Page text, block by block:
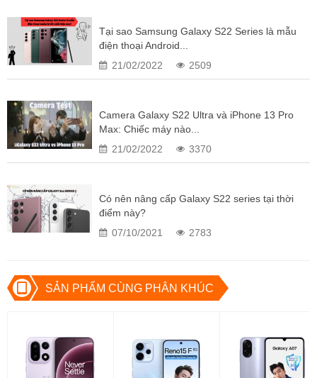
Camera sau: Chính 108 MP, Phụ 12 MP, 10 MP, 10 MP.
Camera trước: 40 MP.
Pin: 5000 mAh (Hỗ trợ sạc tối đa 45 W)
Thông số cấu hình của Samsung
Galaxy S22 Ultra 5G Hàn Cũ
Thông số kỹ thuật
Trọng lượng
Màn hình Dynamic
Độ phân giải 1440 x
Tại sao Samsung Galaxy S22 Series là mẫu
điện thoại Android...
21/02/2022
2509
Camera Galaxy S22 Ultra và iPhone 13 Pro
Max: Chiếc máy nào...
21/02/2022
3370
Có nên nâng cấp Galaxy S22 series tại thời
điểm này?
07/10/2021
2783
SẢN PHẨM CÙNG PHÂN KHÚC